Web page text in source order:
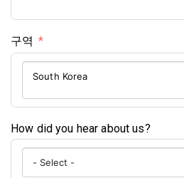
구역
South Korea
How did you hear about us?